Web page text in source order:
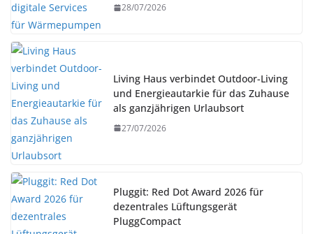
28/07/2026
Living Haus verbindet Outdoor-Living
und Energieautarkie für das Zuhause
als ganzjährigen Urlaubsort
27/07/2026
Pluggit: Red Dot Award 2026 für
dezentrales Lüftungsgerät
PluggCompact